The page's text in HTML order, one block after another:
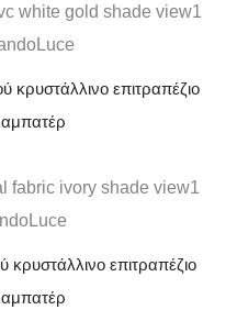
επιτραπέζιο
επιτραπέζιο